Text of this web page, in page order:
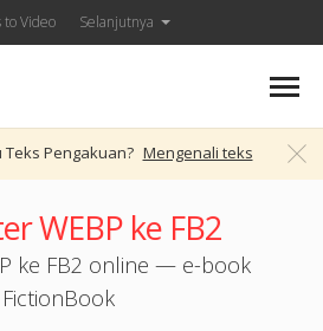
Video Selanjutnya
Pengakuan? Mengenali teks
WEBP ke FB2
ke FB2 online — e-book
FictionBook